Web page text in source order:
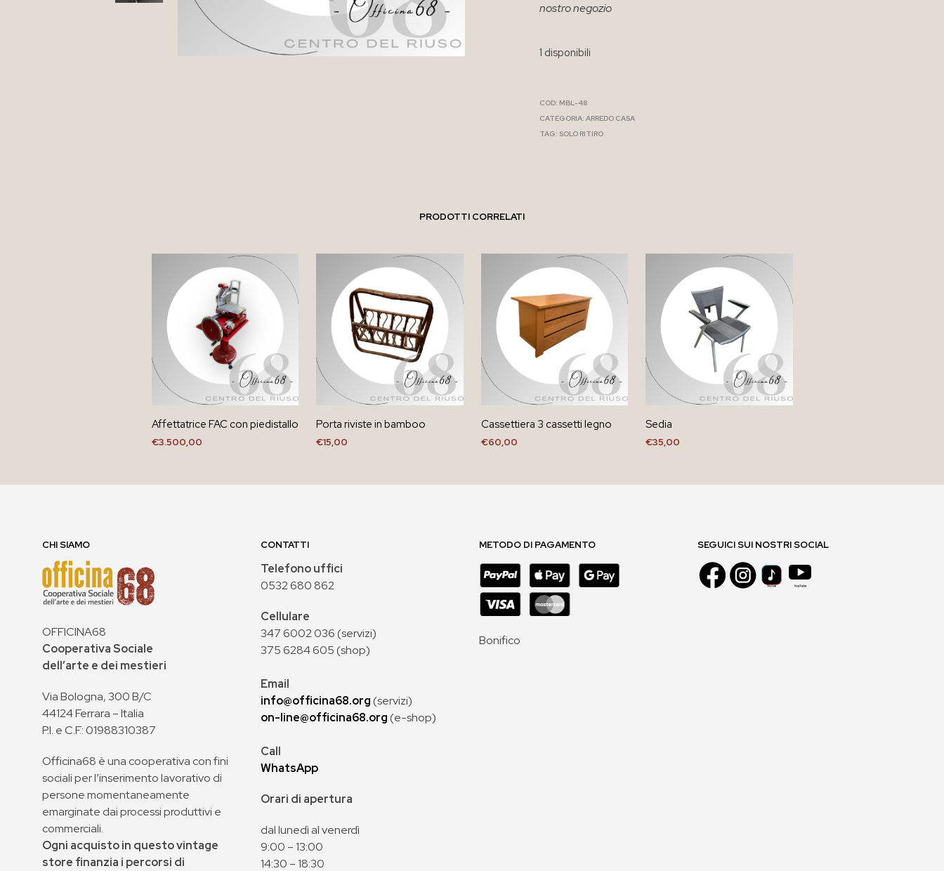
nostro negozio
1 disponibili
COD: MBL-48
CATEGORIA:ARREDO CASA
TAG: SOLO RITIRO
PRODOTTI CORRELATI
Affettatrice FAC con piedistallo
€3.500,00
Porta riviste in bamboo
€15,00
Cassettiera 3 cassetti legno
€60,00
Sedia
€35,00
CHI SIAMO
OFFICINA68
Cooperativa Sociale
dell’arte e dei mestieri
Via Bologna, 300 B/C
44124 Ferrara – Italia
P.I. e C.F.: 01988310387
Officina68 è una cooperativa con fini
sociali per l’inserimento lavorativo di
persone momentaneamente
emarginate dai processi produttivi e
commerciali.
Ogni acquisto in questo vintage
store finanzia i percorsi di
CONTATTI
Telefono uffici
0532 680 862
Cellulare
347 6002 036 (servizi)
375 6284 605 (shop)
Email
info@officina68.org(servizi)
on-line@officina68.org(e-shop)
Call
WhatsApp
Orari di apertura
dal lunedì al venerdì
9:00 – 13:00
14:30 – 18:30
METODO DI PAGAMENTO
Bonifico
SEGUICI SUI NOSTRI SOCIAL